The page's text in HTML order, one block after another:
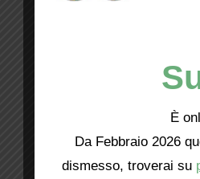
È
Da Febbraio 2026
dismesso, troverai su